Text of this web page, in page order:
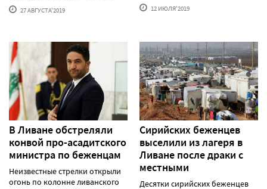
27 АВГУСТА'2019 12 ИЮЛЯ'2019
В Ливане обстреляли
конвой про-асадитского
министра по беженцам
Неизвестные стрелки открыли
огонь по колонне ливанского
Сирийских беженцев
выселили из лагеря в
Ливане после драки с
местными
Десятки сирийских беженцев